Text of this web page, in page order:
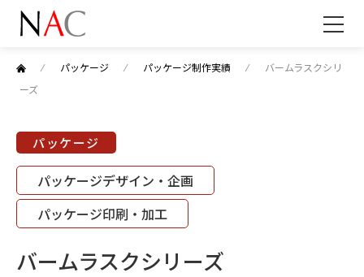
⁄ パッケージ ⁄ パッケージ制作実績 ⁄
バームラスクシリ
ーズ
パッケージ
パッケージデザイン・企画
パッケージ印刷・加工
バームラスクシリーズ